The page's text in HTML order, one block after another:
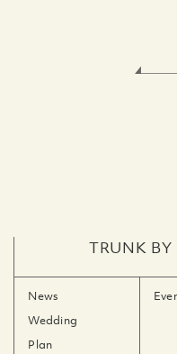
TRUNK BY
News
Wedding
Plan